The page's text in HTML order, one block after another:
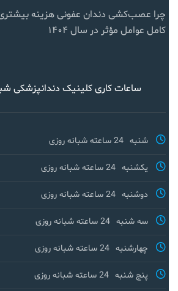
چرا عصب‌کشی دندان عفونی هزینه
کامل عوامل مؤثر در سال ۱۴۰۴
ساعات کاری کلینیک دندانپزشکی
شنبه 24 ساعته شبانه روزی
یکشنبه 24 ساعته شبانه روزی
دوشنبه 24 ساعته شبانه روزی
سه شنبه 24 ساعته شبانه روزی
چهارشنبه 24 ساعته شبانه روزی
پنج شنبه 24 ساعته شبانه روزی